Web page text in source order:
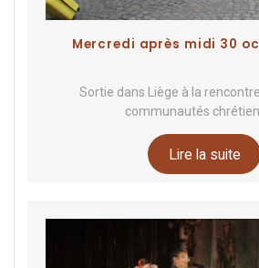
Mercredi après midi 30
Sortie dans Liège à la
communautés
Lire la suite